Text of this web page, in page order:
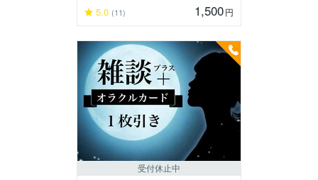
5.0 (11) 1,500円
受付休止中